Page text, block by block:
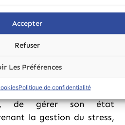
Accepter
Refuser
Les Préférences
Politique de confidentialité
d’énergie dans le corps.
traiter le déséquilibre
important d’adopter un
physique régulier et un
de gérer son état
la gestion du stress,